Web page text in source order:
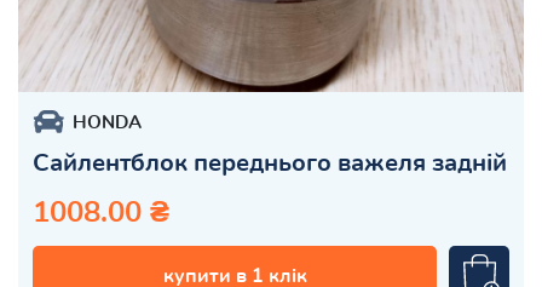
HONDA
Сайлентблок переднього важеля задній
1008.00 ₴
купити в 1 клік